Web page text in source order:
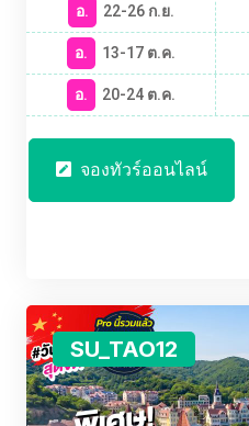
อ. 22-26 ก.ย.
อ.
13-17 ต.ค.
อ.
20-24 ต.ค.
จองทัวร์ออนไลน์
SU_TAO12